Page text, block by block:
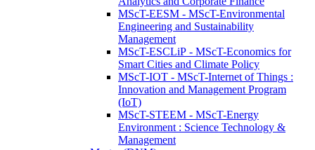
MScT-EESM - MScT-Environmental
Engineering and Sustainability
Management
MScT-ESCLiP - MScT-Economics for
Smart Cities and Climate Policy
MScT-IOT - MScT-Internet of Things :
Innovation and Management Program
(IoT)
MScT-STEEM - MScT-Energy
Environment : Science Technology &
Management